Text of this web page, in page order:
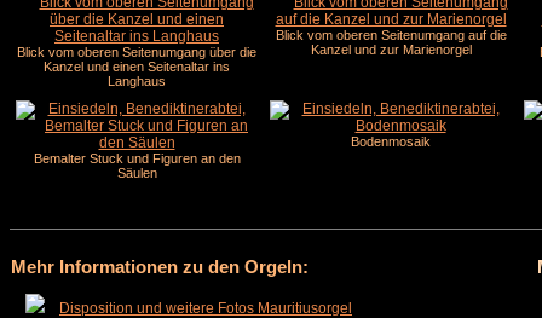
Blick vom oberen Seitenumgang über die
Kanzel und einen Seitenaltar ins
Langhaus
Blick vom oberen Seitenumgang auf die
Kanzel und zur Marienorgel
Bemalter Stuck und Figuren an den
Säulen
Bodenmosaik
Mehr Informationen zu den Orgeln:
Disposition und weitere Fotos Mauritiusorgel